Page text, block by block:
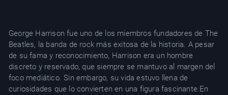
George Harrison fue uno de los miembros fundadores de The
Beatles, la banda de rock más exitosa de la historia. A pesar
de su fama y reconocimiento, Harrison era un hombre
discreto y reservado, que siempre se mantuvo al margen del
foco mediático. Sin embargo, su vida estuvo llena de
curiosidades que lo convierten en una figura fascinante.En